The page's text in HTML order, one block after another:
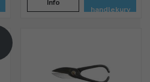
Info
handlekurv